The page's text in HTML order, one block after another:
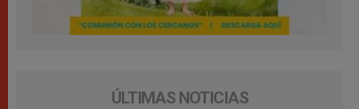
ÚLTIMAS NOTICIAS